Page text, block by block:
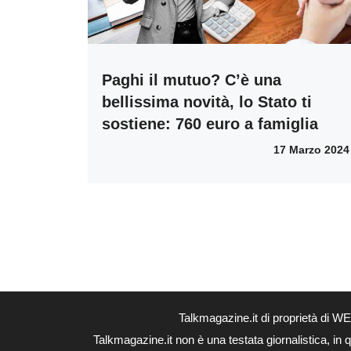
Paghi il mutuo? C’è una
bellissima novità, lo Stato ti
sostiene: 760 euro a famiglia
17 Marzo 2024
Talkmagazine.it di proprietà di
Talkmagazine.it non è una testata giornalistica, in